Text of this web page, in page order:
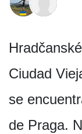
Ciudad
se
de Praga.